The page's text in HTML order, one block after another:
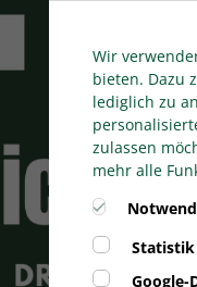
Wir
bieten. Dazu
lediglich zu
zulassen
mehr alle
Statistik
Google-